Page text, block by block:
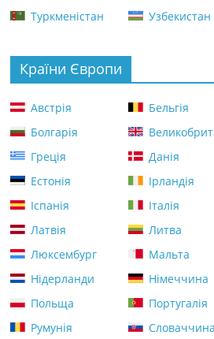
Туркменістан
Узбекистан
Країни Європи
Австрія
Бельгія
Болгарія
Греція
Данія
Естонія
Ірландія
Іспанія
Італія
Латвія
Литва
Люксембург
Мальта
Нідерланди
Німеччина
Польща
Португалія
Румунія
Словаччина